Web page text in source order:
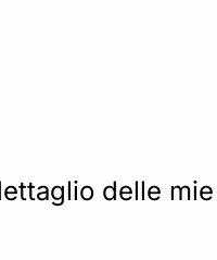
delle